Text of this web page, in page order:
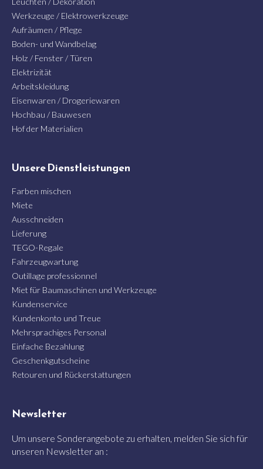
Werkzeuge / Elektrowerkzeuge
Aufräumen / Pflege
Boden- und Wandbelag
Holz / Fenster / Türen
Elektrizität
Arbeitskleidung
Eisenwaren / Drogeriewaren
Hochbau / Bauwesen
Hof der Materialien
Unsere Dienstleistungen
Farben mischen
Miete
Ausschneiden
Lieferung
TEGO-Regale
Fahrzeugwartung
Outillage professionnel
Miet für Baumaschinen und Werkzeuge
Kundenservice
Kundenkonto und Treue
Mehrsprachiges Personal
Einfache Bezahlung
Geschenkgutscheine
Retouren und Rückerstattungen
Newsletter
Um unsere Sonderangebote zu erhalten, melden Sie sich für
unseren Newsletter an :